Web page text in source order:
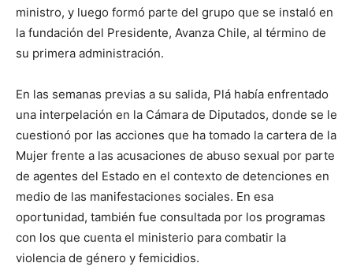
ministro, y luego formó parte del grupo que se instaló en
la fundación del Presidente, Avanza Chile, al término de
su primera administración.
En las semanas previas a su salida, Plá había enfrentado
una interpelación en la Cámara de Diputados, donde se le
cuestionó por las acciones que ha tomado la cartera de la
Mujer frente a las acusaciones de abuso sexual por parte
de agentes del Estado en el contexto de detenciones en
medio de las manifestaciones sociales. En esa
oportunidad, también fue consultada por los programas
con los que cuenta el ministerio para combatir la
violencia de género y femicidios.